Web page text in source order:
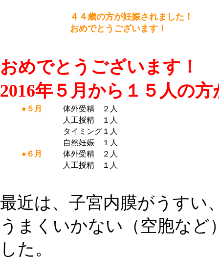
４４歳の方が妊娠されました！
おめでとうございます！
おめでとうございます！
2016年５月から１５人の
●５月
体外受精 ２人
人工授精 １人
タイミング１人
自然妊娠 １人
●６月
体外受精 ２人
人工授精 １人
最近は、子宮内膜がうすい
うまくいかない（空胞な
した。